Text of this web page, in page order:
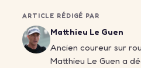
ARTICLE RÉDIGÉ PAR
Matthieu Le Guen
Ancien coureur sur
Matthieu Le Guen a